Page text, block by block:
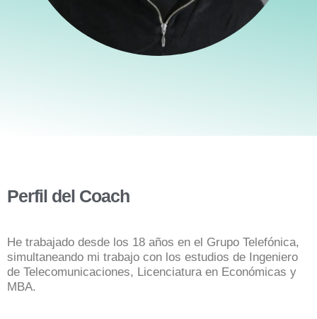
Perfil del Coach
He trabajado desde los 18 años en el Grupo Telefónica,
simultaneando mi trabajo con los estudios de Ingeniero
de Telecomunicaciones, Licenciatura en Económicas y
MBA.